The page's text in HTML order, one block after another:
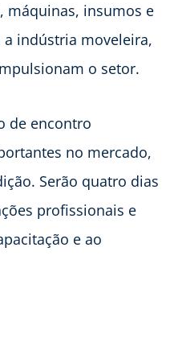
máquinas, insumos e
indústria moveleira,
o setor.
de encontro
no mercado,
Serão quatro dias
profissionais e
e ao